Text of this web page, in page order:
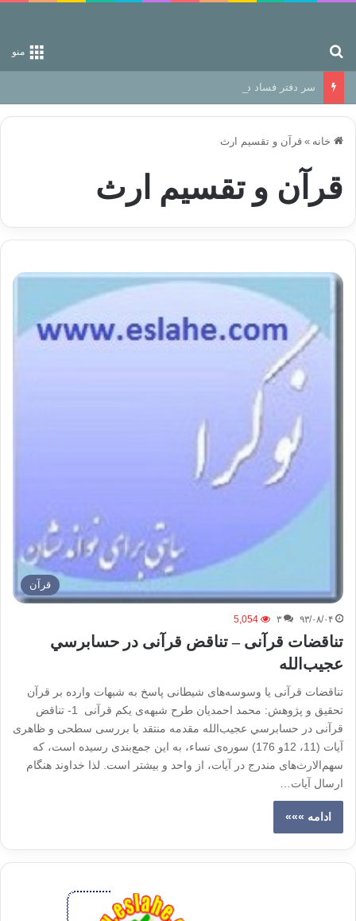
منو
سر دفتر فساد در زمین‌، دوری وکناره‌گیری از راه خداست‌!
خانه » قرآن و تقسیم ارث
قرآن و تقسیم ارث
قرآن
۹۳/۰۸/۰۴ ۳ 5,054
تناقضات قرآنی – تناقض قرآنی در حسابرسي
عجیب‌الله
تناقضات قرآنی یا وسوسه‌های شیطانی پاسخ به شبهات وارده بر قرآن
تحقیق و پژوهش: محمد احمدیان طرح شبهه‌ی يكم‌ قرآنی ‌ 1- تناقض
قرآنی در حسابرسي عجیب‌الله مقدمه منتقد با بررسی سطحی و ظاهری
آیات (11، 12و 176) سوره‌ی نساء، به این جمع‌بندی رسیده است، که
سهم‌الارث‌های مندرج در آیات، از واحد و بیشتر است. لذا خداوند هنگام
ارسال آیات…
ادامه »»»